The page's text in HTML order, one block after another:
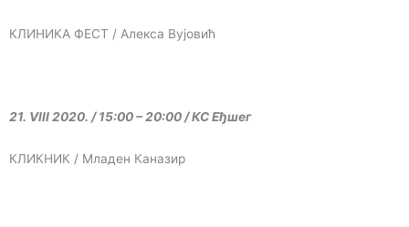
КЛИНИКА ФЕСТ / Алекса Вујовић
21. VIII 2020. / 15:00 – 20:00 / КС Еђшег
КЛИКНИК / Младен Каназир